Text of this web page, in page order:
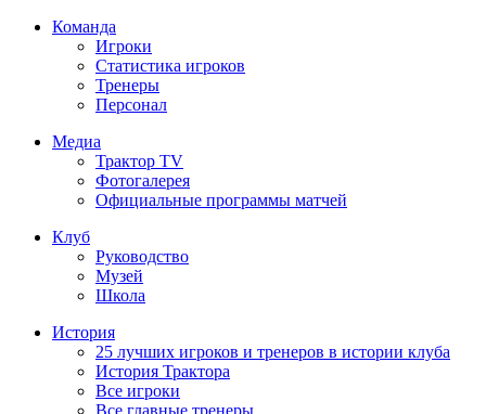
Команда
Игроки
Статистика игроков
Тренеры
Персонал
Медиа
Трактор TV
Фотогалерея
Официальные программы матчей
Клуб
Руководство
Музей
Школа
История
25 лучших игроков и тренеров в истории клуба
История Трактора
Все игроки
Все главные тренеры